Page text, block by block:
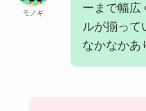
モノギ
ーまで幅広
ルが揃って
なかなかあ